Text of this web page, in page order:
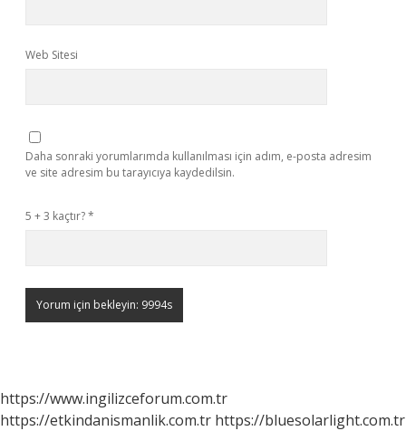
Web Sitesi
Daha sonraki yorumlarımda kullanılması için adım, e-posta adresim
ve site adresim bu tarayıcıya kaydedilsin.
5 + 3 kaçtır?*
https://www.ingilizceforum.com.tr
https://etkindanismanlik.com.tr https://bluesolarlight.com.tr